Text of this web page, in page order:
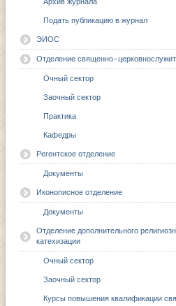
Подать публикацию в журнал
ЭИОС
Отделение священно-
Очный сектор
Заочный сектор
Практика
Кафедры
Регентское отделение
Документы
Иконописное отделение
Документы
Отделение дополнительного
катехизации
Очный сектор
Заочный сектор
Курсы повышения квалификации